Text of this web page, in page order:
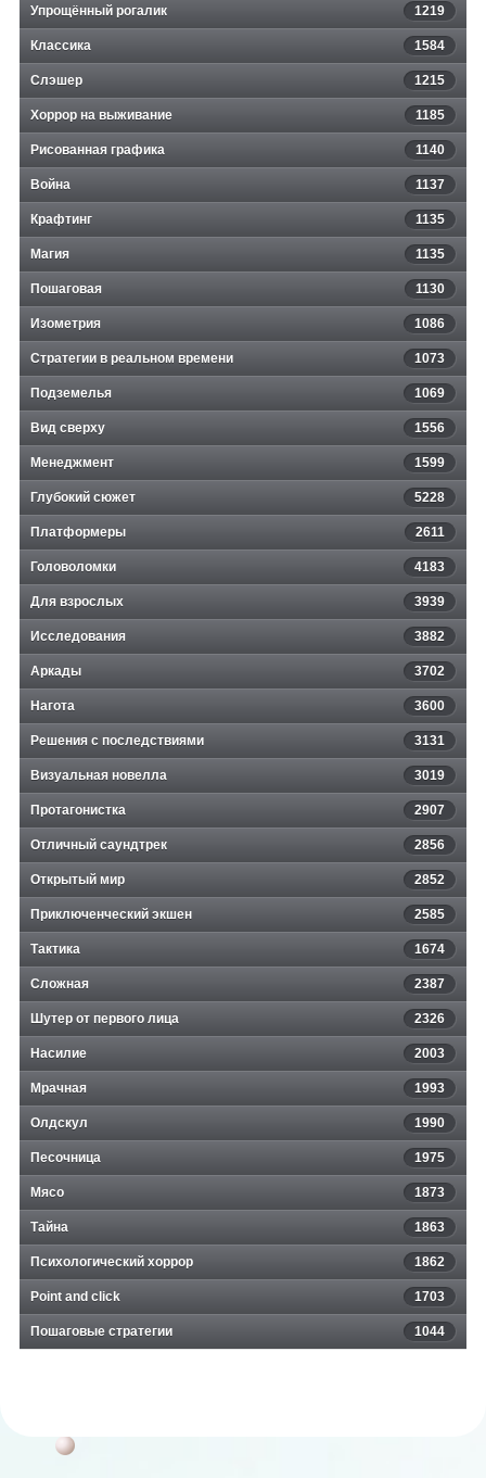
Упрощённый рогалик 1219
Классика 1584
Слэшер 1215
Хоррор на выживание 1185
Рисованная графика 1140
Война 1137
Крафтинг 1135
Магия 1135
Пошаговая 1130
Изометрия 1086
Стратегии в реальном времени 1073
Подземелья 1069
Вид сверху 1556
Менеджмент 1599
Глубокий сюжет 5228
Платформеры 2611
Головоломки 4183
Для взрослых 3939
Исследования 3882
Аркады 3702
Нагота 3600
Решения с последствиями 3131
Визуальная новелла 3019
Протагонистка 2907
Отличный саундтрек 2856
Открытый мир 2852
Приключенческий экшен 2585
Тактика 1674
Сложная 2387
Шутер от первого лица 2326
Насилие 2003
Мрачная 1993
Олдскул 1990
Песочница 1975
Мясо 1873
Тайна 1863
Психологический хоррор 1862
Point and click 1703
Пошаговые стратегии 1044